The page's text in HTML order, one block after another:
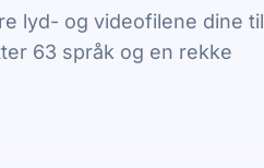
lyd- og videofilene dine til
63 språk og en rekke